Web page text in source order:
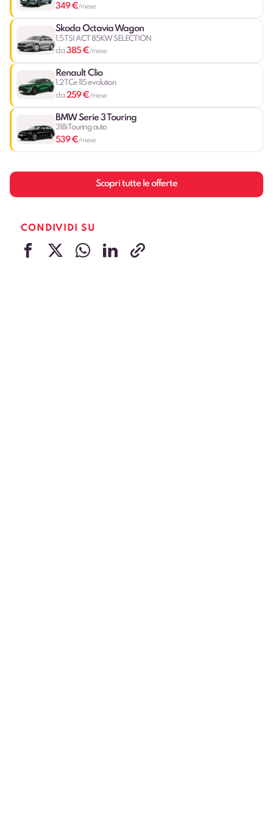
349 €/mese
Skoda Octavia Wagon
1.5 TSI ACT 85KW SELECTION
da385 €/mese
Renault Clio
1.2 TCe 115 evolution
da259 €/mese
BMW Serie 3 Touring
318i Touring auto
539 €/mese
Scopri tutte le offerte
CONDIVIDI SU